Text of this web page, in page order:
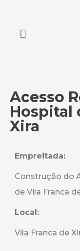
Acesso
Hospital
Xira
Empreitada:
Construção do
de Vila Franca
Local:
Vila Franca de